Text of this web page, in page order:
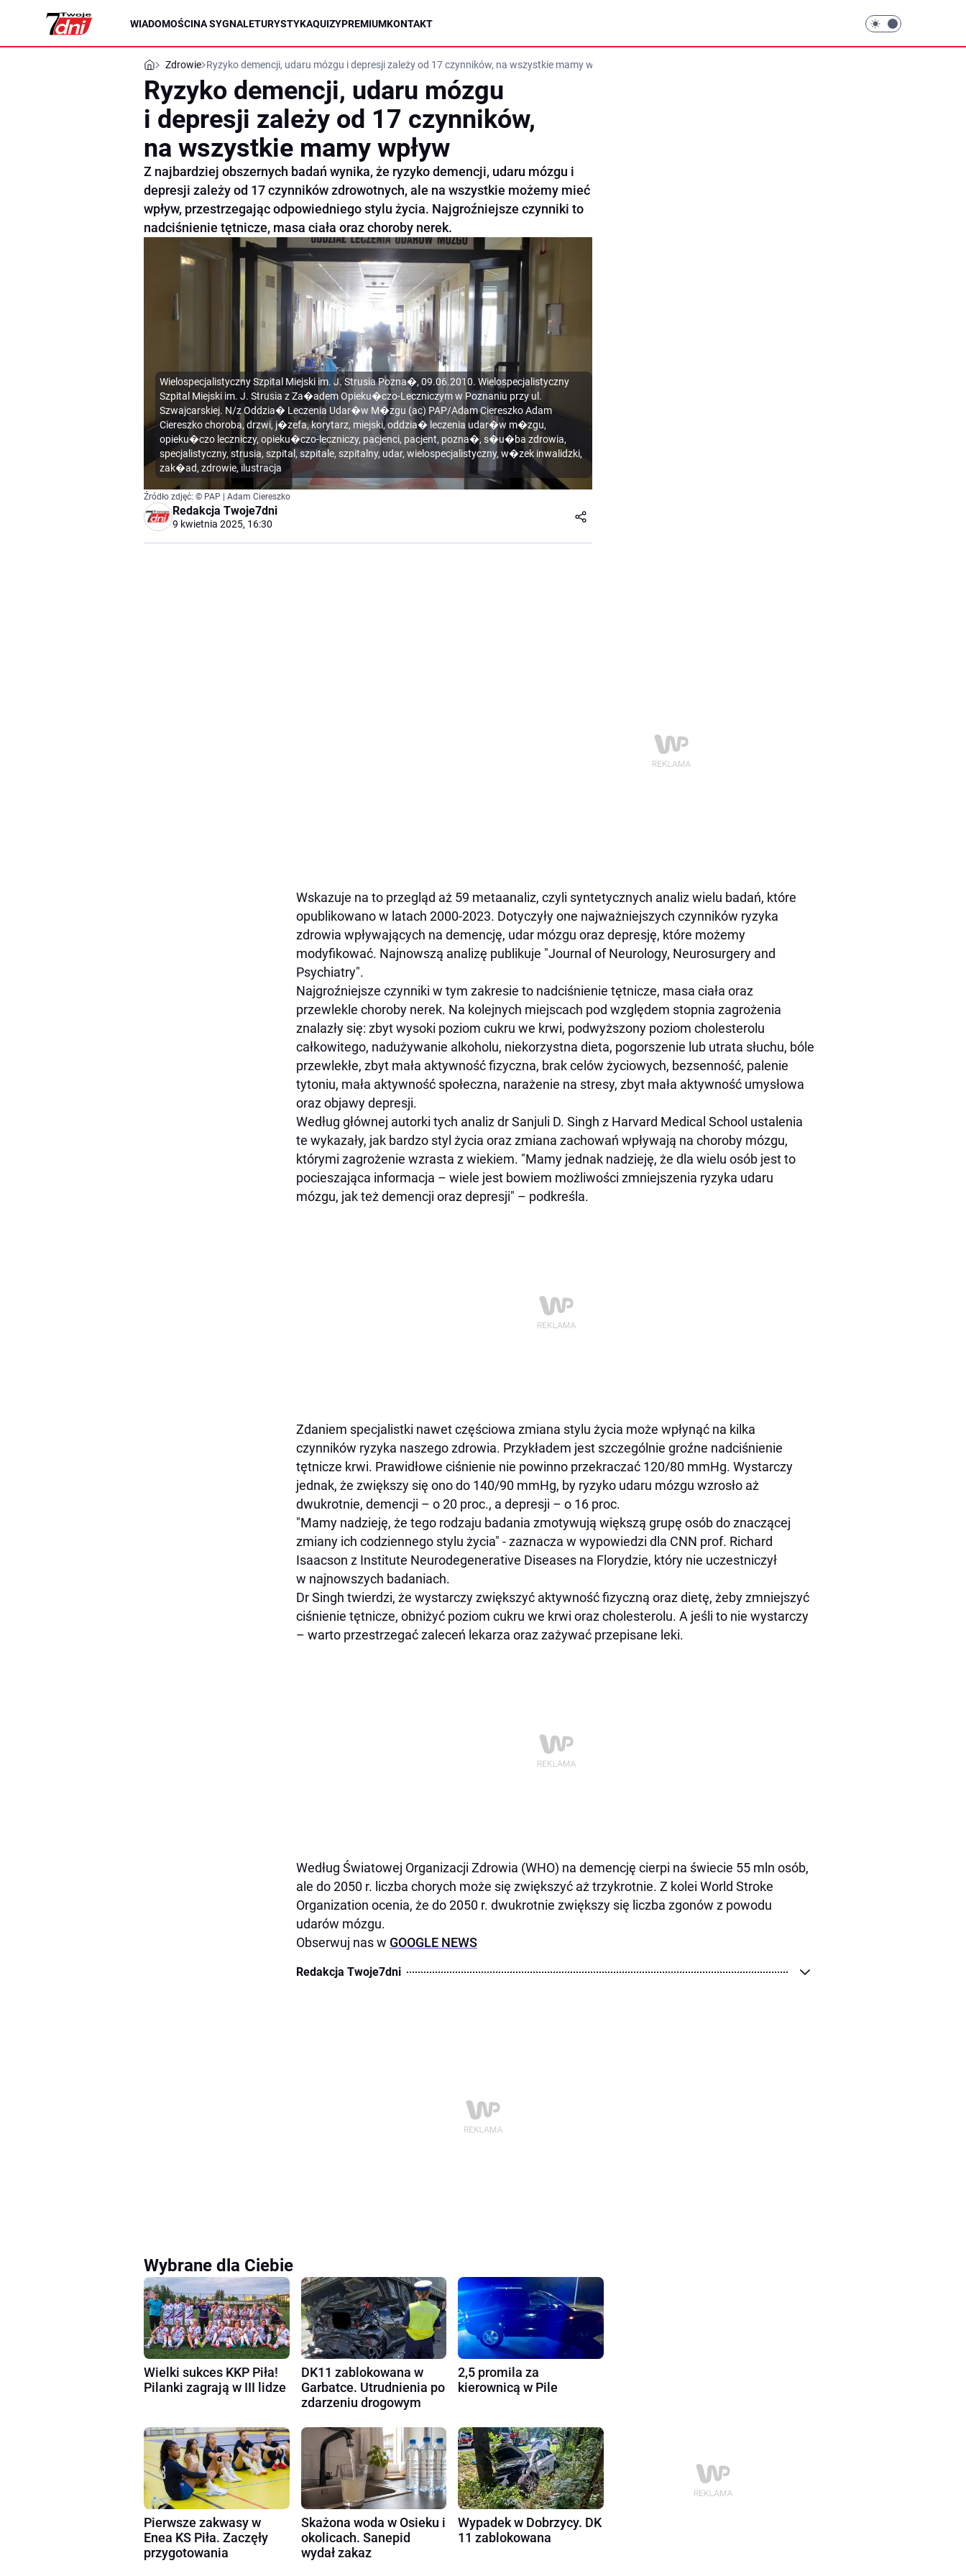
WIADOMOŚCINA SYGNALETURYSTYKAQUIZYPREMIUMKONTAKT
Zdrowie Ryzyko demencji, udaru mózgu i depresji zależy od 17 czynników, na wszystkie mamy wpływ
Ryzyko demencji, udaru mózgu
i depresji zależy od 17 czynników,
na wszystkie mamy wpływ
Z najbardziej obszernych badań wynika, że ryzyko demencji, udaru mózgu i
depresji zależy od 17 czynników zdrowotnych, ale na wszystkie możemy mieć
wpływ, przestrzegając odpowiedniego stylu życia. Najgroźniejsze czynniki to
nadciśnienie tętnicze, masa ciała oraz choroby nerek.
Wielospecjalistyczny Szpital Miejski im. J. Strusia Pozna�, 09.06.2010. Wielospecjalistyczny
Szpital Miejski im. J. Strusia z Za�adem Opieku�czo-Leczniczym w Poznaniu przy ul.
Szwajcarskiej. N/z Oddzia� Leczenia Udar�w M�zgu (ac) PAP/Adam Ciereszko Adam
Ciereszko choroba, drzwi, j�zefa, korytarz, miejski, oddzia� leczenia udar�w m�zgu,
opieku�czo leczniczy, opieku�czo-leczniczy, pacjenci, pacjent, pozna�, s�u�ba zdrowia,
specjalistyczny, strusia, szpital, szpitale, szpitalny, udar, wielospecjalistyczny, w�zek inwalidzki,
zak�ad, zdrowie, ilustracja
Źródło zdjęć: © PAP | Adam Ciereszko
Redakcja Twoje7dni
9 kwietnia 2025, 16:30
Wskazuje na to przegląd aż 59 metaanaliz, czyli syntetycznych analiz wielu badań, które
opublikowano w latach 2000-2023. Dotyczyły one najważniejszych czynników ryzyka
zdrowia wpływających na demencję, udar mózgu oraz depresję, które możemy
modyfikować. Najnowszą analizę publikuje "Journal of Neurology, Neurosurgery and
Psychiatry".
Najgroźniejsze czynniki w tym zakresie to nadciśnienie tętnicze, masa ciała oraz
przewlekle choroby nerek. Na kolejnych miejscach pod względem stopnia zagrożenia
znalazły się: zbyt wysoki poziom cukru we krwi, podwyższony poziom cholesterolu
całkowitego, nadużywanie alkoholu, niekorzystna dieta, pogorszenie lub utrata słuchu, bóle
przewlekłe, zbyt mała aktywność fizyczna, brak celów życiowych, bezsenność, palenie
tytoniu, mała aktywność społeczna, narażenie na stresy, zbyt mała aktywność umysłowa
oraz objawy depresji.
Według głównej autorki tych analiz dr Sanjuli D. Singh z Harvard Medical School ustalenia
te wykazały, jak bardzo styl życia oraz zmiana zachowań wpływają na choroby mózgu,
którymi zagrożenie wzrasta z wiekiem. "Mamy jednak nadzieję, że dla wielu osób jest to
pocieszająca informacja – wiele jest bowiem możliwości zmniejszenia ryzyka udaru
mózgu, jak też demencji oraz depresji" – podkreśla.
Zdaniem specjalistki nawet częściowa zmiana stylu życia może wpłynąć na kilka
czynników ryzyka naszego zdrowia. Przykładem jest szczególnie groźne nadciśnienie
tętnicze krwi. Prawidłowe ciśnienie nie powinno przekraczać 120/80 mmHg. Wystarczy
jednak, że zwiększy się ono do 140/90 mmHg, by ryzyko udaru mózgu wzrosło aż
dwukrotnie, demencji – o 20 proc., a depresji – o 16 proc.
"Mamy nadzieję, że tego rodzaju badania zmotywują większą grupę osób do znaczącej
zmiany ich codziennego stylu życia" - zaznacza w wypowiedzi dla CNN prof. Richard
Isaacson z Institute Neurodegenerative Diseases na Florydzie, który nie uczestniczył
w najnowszych badaniach.
Dr Singh twierdzi, że wystarczy zwiększyć aktywność fizyczną oraz dietę, żeby zmniejszyć
ciśnienie tętnicze, obniżyć poziom cukru we krwi oraz cholesterolu. A jeśli to nie wystarczy
– warto przestrzegać zaleceń lekarza oraz zażywać przepisane leki.
Według Światowej Organizacji Zdrowia (WHO) na demencję cierpi na świecie 55 mln osób,
ale do 2050 r. liczba chorych może się zwiększyć aż trzykrotnie. Z kolei World Stroke
Organization ocenia, że do 2050 r. dwukrotnie zwiększy się liczba zgonów z powodu
udarów mózgu.
Obserwuj nas w GOOGLE NEWS
Redakcja Twoje7dni
Wybrane dla Ciebie
Wielki sukces KKP Piła!
Pilanki zagrają w III lidze
DK11 zablokowana w
Garbatce. Utrudnienia po
zdarzeniu drogowym
2,5 promila za
kierownicą w Pile
Pierwsze zakwasy w
Enea KS Piła. Zaczęły
przygotowania
Skażona woda w Osieku i
okolicach. Sanepid
wydał zakaz
Wypadek w Dobrzycy. DK
11 zablokowana